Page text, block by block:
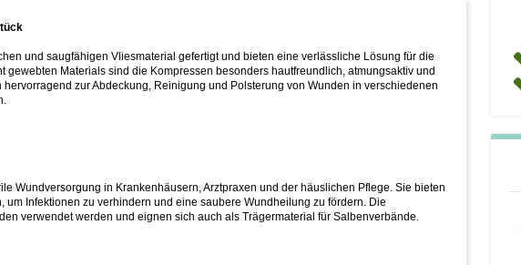
und saugfähigen Vliesmaterial gefertigt und bieten eine verlässliche Lösung für die
Materials sind die Kompressen besonders hautfreundlich, atmungsaktiv und
zur Abdeckung, Reinigung und Polsterung von Wunden in verschiedenen
Wundversorgung in Krankenhäusern, Arztpraxen und der häuslichen Pflege. Sie bieten
Infektionen zu verhindern und eine saubere Wundheilung zu fördern. Die
verwendet werden und eignen sich auch als Trägermaterial für Salbenverbände.